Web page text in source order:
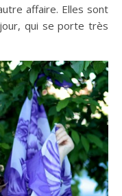
affaire. Elles sont
qui se porte très